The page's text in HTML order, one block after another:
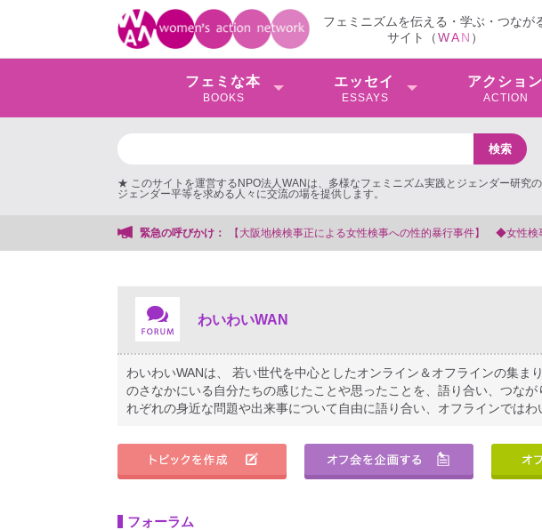
フェミニズムを伝える・学ぶ・つなが
サイト（WAN ）
フェミな本
BOOKS
エッセイ
ESSAYS
アクション
ACTION
★ このサイトを運営するNPO法人WANは、多様なフェミニズム実践とジェンダー研究の
ジェンダー平等を求める人々に交流の場を提供します。
緊急の呼びかけ： 【抗議文
わいわいWAN
わいわいWANは、 若い世代を中心としたオンライン＆オフラインの集ま
のさなかにいる自分たちの感じたことや思ったことを、語り合い、つな
れぞれの身近な問題や出来事について自由に語り合い、オフラインではわ
フォーラム